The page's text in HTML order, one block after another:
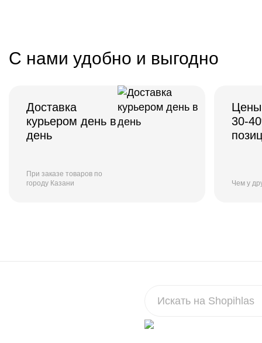
С нами удобно и выгодно
Доставка
курьером день в
день
При заказе товаров по
городу Казани
30-
Чем у